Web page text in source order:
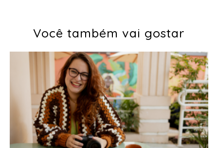
Você também vai gostar